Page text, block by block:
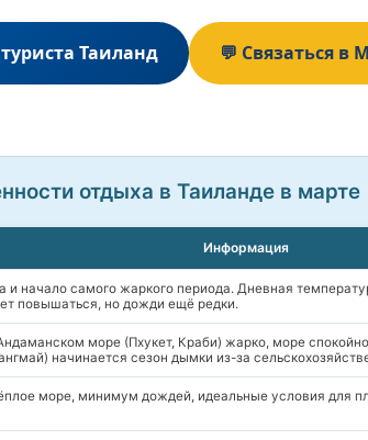
Таиланд 💬 Связаться в
отдыха в Таиланде в марте
Информация
начало самого жаркого периода. Дневная
повышаться, но дожди ещё редки.
море (Пхукет, Краби) жарко, море
начинается сезон дымки из-за
море, минимум дождей, идеальные условия для